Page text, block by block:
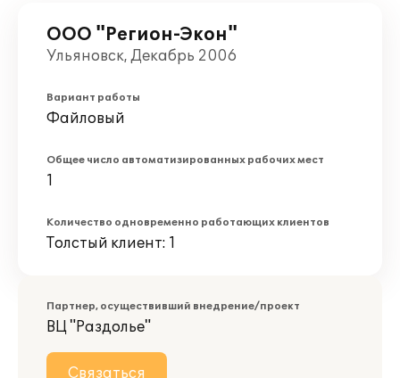
ООО "Регион-Экон"
Ульяновск, Декабрь 2006
Вариант работы
Файловый
Общее число автоматизированных рабочих мест
1
Количество одновременно работающих клиентов
Толстый клиент: 1
Партнер, осуществивший внедрение/проект
ВЦ "Раздолье"
Связаться